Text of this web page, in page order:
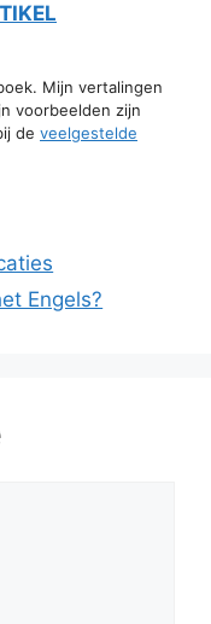
Mijn vertalingen
voorbeelden zijn
de veelgestelde
Engels?